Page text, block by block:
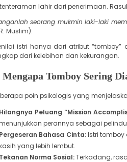
lahir dari penerimaan.
seorang mukmin laki-laki
Muslim).
istri hanya dari atribut
dari kelebihan dan kekurangan.
Mengapa Tomboy Sering
poin psikologis yang
Peluang “Mission
perannya sebagai
Bahasa Cinta:Istri tomboy
yang lebih lembut.
Norma Sosial:Terkadang,